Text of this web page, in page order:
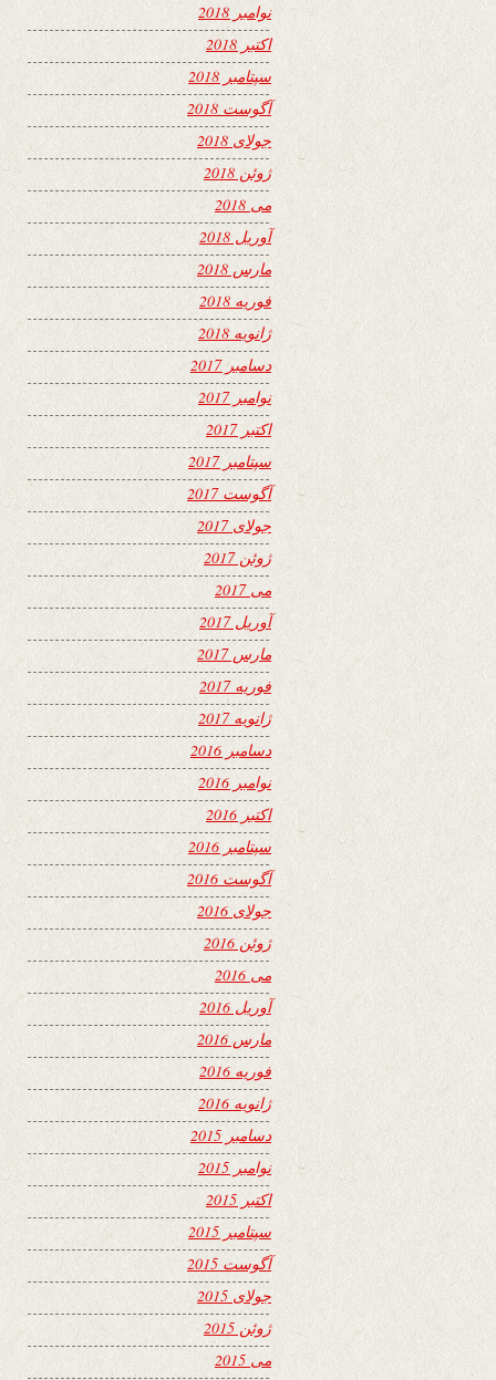
نوامبر 2018
اکتبر 2018
سپتامبر 2018
آگوست 2018
جولای 2018
ژوئن 2018
می 2018
آوریل 2018
مارس 2018
فوریه 2018
ژانویه 2018
دسامبر 2017
نوامبر 2017
اکتبر 2017
سپتامبر 2017
آگوست 2017
جولای 2017
ژوئن 2017
می 2017
آوریل 2017
مارس 2017
فوریه 2017
ژانویه 2017
دسامبر 2016
نوامبر 2016
اکتبر 2016
سپتامبر 2016
آگوست 2016
جولای 2016
ژوئن 2016
می 2016
آوریل 2016
مارس 2016
فوریه 2016
ژانویه 2016
دسامبر 2015
نوامبر 2015
اکتبر 2015
سپتامبر 2015
آگوست 2015
جولای 2015
ژوئن 2015
می 2015